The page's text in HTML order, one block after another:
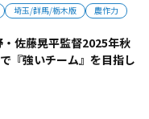
埼玉/群馬/栃木版 農作力
佐藤晃平監督2025年秋
『強いチーム』を目指し